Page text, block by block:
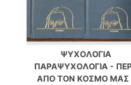
ΨΥΧΟΛΟΓΙΑ
ΠΑΡΑΨΥΧΟΛΟΓΙΑ -
ΑΠΟ ΤΟΝ ΚΟΣΜΟ ΜΑΣ